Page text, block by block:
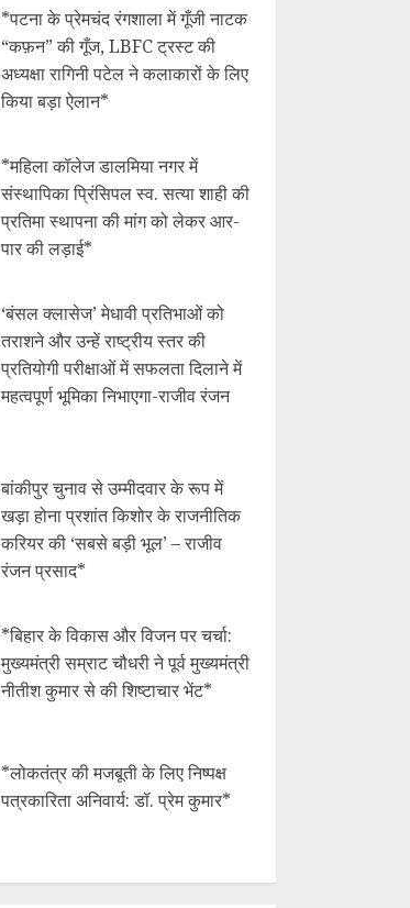
*​पटना के प्रेमचंद रंगशाला में गूँजी नाटक
“कफ़न” की गूँज, LBFC ट्रस्ट की
अध्यक्षा रागिनी पटेल ने कलाकारों के लिए
किया बड़ा ऐलान*
*महिला कॉलेज डालमिया नगर में
संस्थापिका प्रिंसिपल स्व. सत्या शाही की
प्रतिमा स्थापना की मांग को लेकर आर-
पार की लड़ाई*
‘बंसल क्लासेज’ मेधावी प्रतिभाओं को
तराशने और उन्हें राष्ट्रीय स्तर की
प्रतियोगी परीक्षाओं में सफलता दिलाने में
महत्वपूर्ण भूमिका निभाएगा-राजीव रंजन
बांकीपुर चुनाव से उम्मीदवार के रूप में
खड़ा होना प्रशांत किशोर के राजनीतिक
करियर की ‘सबसे बड़ी भूल’ – राजीव
रंजन प्रसाद*
*बिहार के विकास और विजन पर चर्चा:
मुख्यमंत्री सम्राट चौधरी ने पूर्व मुख्यमंत्री
नीतीश कुमार से की शिष्टाचार भेंट*
*लोकतंत्र की मजबूती के लिए निष्पक्ष
पत्रकारिता अनिवार्य: डॉ. प्रेम कुमार*